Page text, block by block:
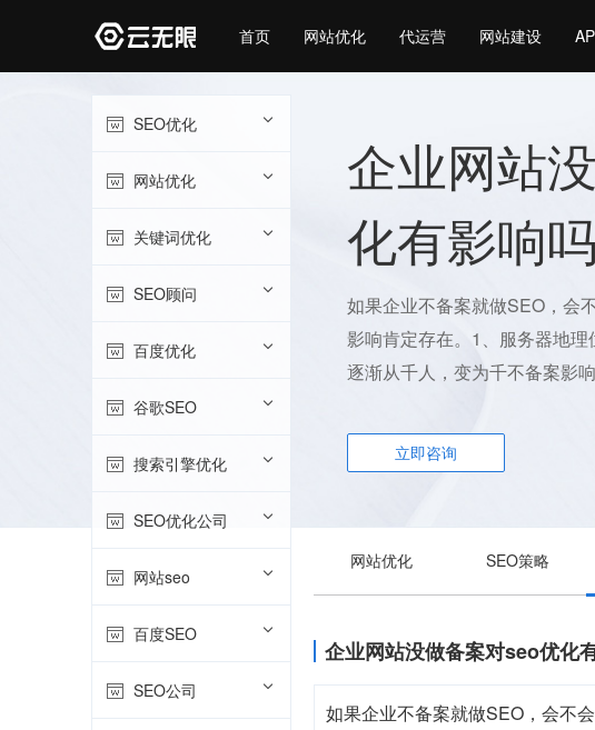
首页 网站优化 代运营 网站建设
企业网站
化有影响
如果企业不备案就做SEO，会
影响肯定存在。1、服务器地
逐渐从千人，变为千不备案影
立即咨询
SEO优化
网站优化
关键词优化
SEO顾问
百度优化
谷歌SEO
搜索引擎优化
SEO优化公司
网站seo
百度SEO
SEO公司
网站优化 SEO策略
企业网站没做备案对seo优化
如果企业不备案就做SEO，会不